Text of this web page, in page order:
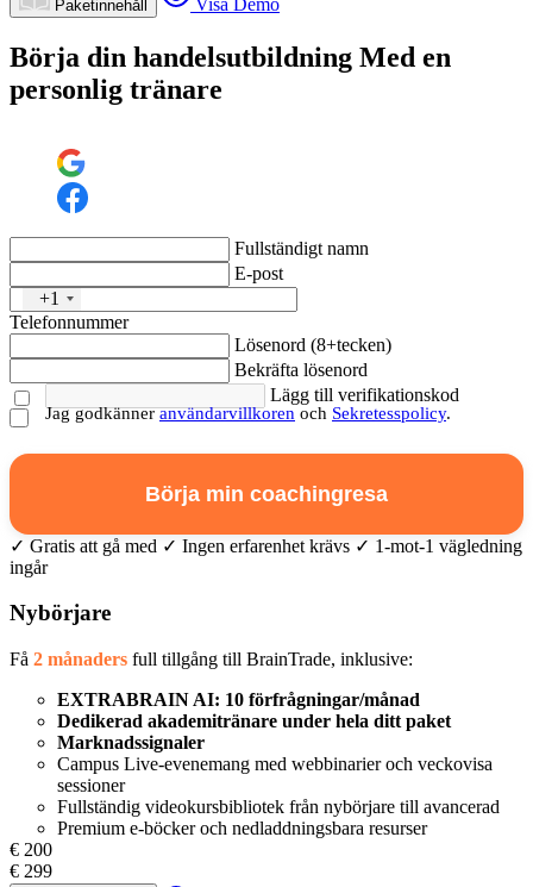
Paketinnehåll Visa Demo
Börja din handelsutbildning Med en
personlig tränare
Fullständigt namn
E-post
+1
Telefonnummer
Lösenord (8+tecken)
Bekräfta lösenord
Lägg till verifikationskod
Jag godkänneranvändarvillkoren och Sekretesspolicy.
Börja min coachingresa
✓ Gratis att gå med ✓ Ingen erfarenhet krävs ✓ 1-mot-1 vägledning
ingår
Nybörjare
Få 2 månaders full tillgång till BrainTrade, inklusive:
EXTRABRAIN AI: 10 förfrågningar/månad
Dedikerad akademitränare under hela ditt paket
Marknadssignaler
Campus Live-evenemang med webbinarier och veckovisa
sessioner
Fullständig videokursbibliotek från nybörjare till avancerad
Premium e-böcker och nedladdningsbara resurser
€ 200
€ 299